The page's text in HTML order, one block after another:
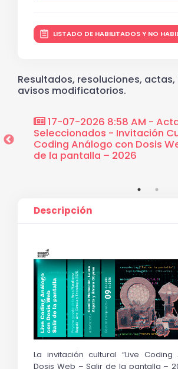
LISTADO DE HABILITADOS Y NO
Resultados, resoluciones,
avisos modificatorios.
Live
– Salir
09-07-2026 11:38 AM
designación de
cultural Live Coding
Web
Descripción
La invitación cultural “Live
Dosis Web – Salir de la pantalla –